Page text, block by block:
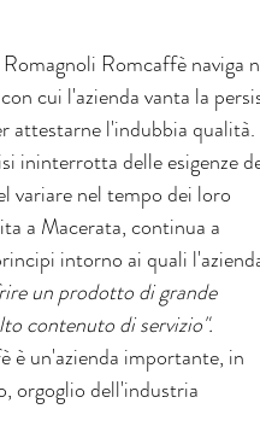
Romcaffè naviga
cui l'azienda vanta la
attestarne l'indubbia qualità.
variare nel tempo dei loro
a Macerata, continua a
intorno ai quali
un prodotto di grande
contenuto di servizio".
è un'azienda importante, in
orgoglio dell'industria